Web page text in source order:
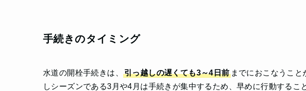
手続きのタイミング
水道の開栓手続きは、 引っ越しの遅くても3～4日前までにおこなうこと
しシーズンである3月や4月は手続きが集中するため、早めに行動するこ